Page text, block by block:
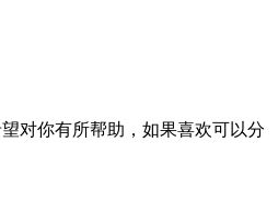
对你有所帮助，如果喜欢可以分